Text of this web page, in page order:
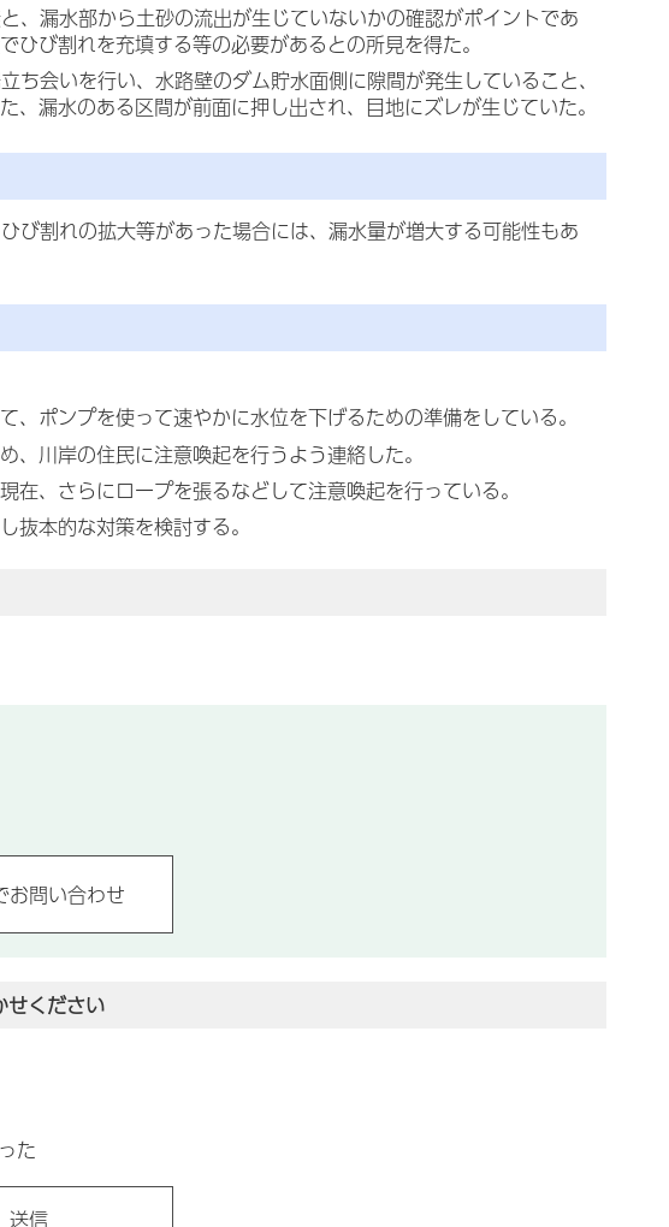
漏水部から土砂の流出が生じていないかの確認がポイントであ
び割れを充填する等の必要があるとの所見を得た。
会いを行い、水路壁のダム貯水面側に隙間が発生していること、
漏水のある区間が前面に押し出され、目地にズレが生じていた。
割れの拡大等があった場合には、漏水量が増大する可能性もあ
ポンプを使って速やかに水位を下げるための準備をしている。
川岸の住民に注意喚起を行うよう連絡した。
、さらにロープを張るなどして注意喚起を行っている。
抜本的な対策を検討する。
せください
た